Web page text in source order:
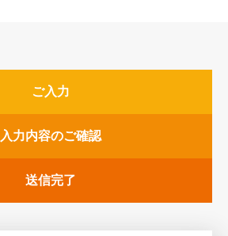
ご入力
入力内容のご確認
送信完了